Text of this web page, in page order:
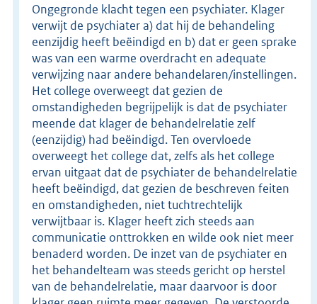
Ongegronde klacht tegen een psychiater. Klager
verwijt de psychiater a) dat hij de behandeling
eenzijdig heeft beëindigd en b) dat er geen sprake
was van een warme overdracht en adequate
verwijzing naar andere behandelaren/instellingen.
Het college overweegt dat gezien de
omstandigheden begrijpelijk is dat de psychiater
meende dat klager de behandelrelatie zelf
(eenzijdig) had beëindigd. Ten overvloede
overweegt het college dat, zelfs als het college
ervan uitgaat dat de psychiater de behandelrelatie
heeft beëindigd, dat gezien de beschreven feiten
en omstandigheden, niet tuchtrechtelijk
verwijtbaar is. Klager heeft zich steeds aan
communicatie onttrokken en wilde ook niet meer
benaderd worden. De inzet van de psychiater en
het behandelteam was steeds gericht op herstel
van de behandelrelatie, maar daarvoor is door